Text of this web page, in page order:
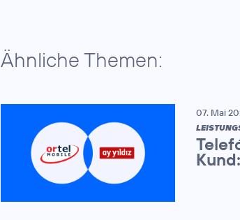
Ähnliche Themen:
07. Mai